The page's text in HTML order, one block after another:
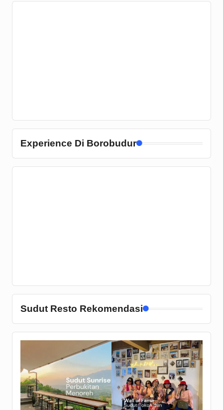
Experience Di Borobudur
Sudut Resto Rekomendasi